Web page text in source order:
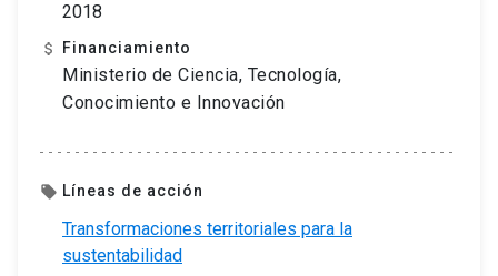
2018
attach_money Financiamiento
Ministerio de Ciencia, Tecnología,
Conocimiento e Innovación
local_offer Líneas de acción
Transformaciones territoriales para la
sustentabilidad